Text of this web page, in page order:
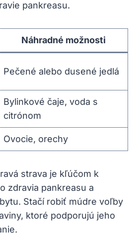
⁢pankreasu.
Náhradné možnosti
Pečené alebo dusené jedlá
Bylinkové čaje, voda s
citrónom
Ovocie, orechy
strava je⁤ kľúčom k
zdravia pankreasu a
‍Stačí⁣ robiť ‍múdre voľby
ktoré⁣ podporujú jeho